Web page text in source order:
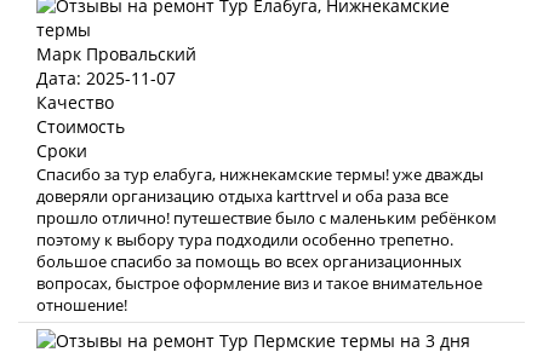
Марк Провальский
Дата: 2025-11-07
Качество
Стоимость
Сроки
Спасибо за тур елабуга, нижнекамские термы! уже дважды
доверяли организацию отдыха karttrvel и оба раза все
прошло отлично! путешествие было с маленьким ребёнком
поэтому к выбору тура подходили особенно трепетно.
большое спасибо за помощь во всех организационных
вопросах, быстрое оформление виз и такое внимательное
отношение!